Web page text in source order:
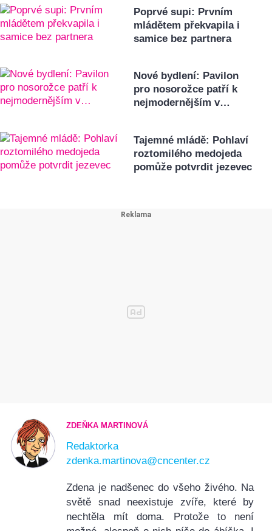
Poprvé supi: Prvním
mládětem překvapila i
samice bez partnera
Nové bydlení: Pavilon
pro nosorožce patří k
nejmodernějším v…
Tajemné mládě: Pohlaví
roztomilého medojeda
pomůže potvrdit jezevec
ZDEŇKA MARTINOVÁ
Redaktorka
zdenka.martinova@cncenter.cz
Zdena je nadšenec do všeho živého. Na
světě snad neexistuje zvíře, které by
nechtěla mít doma. Protože to není